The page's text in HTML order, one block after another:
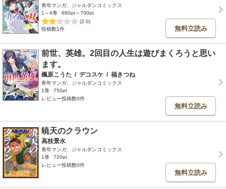
青年マンガ、ジャルダンコミックス
1～6巻
680pt～700pt
(2.0)
投稿数1件
無料立読み
前世、英雄。2回目の人生は遊びまくろうと思い
ます。
楓原こうた / デコスケ / 福きつね
青年マンガ、ジャルダンコミックス
1巻
750pt
レビュー投稿数0件
無料立読み
暁天のクラウン
高枝景水
青年マンガ、ジャルダンコミックス
1巻
720pt
レビュー投稿数0件
無料立読み